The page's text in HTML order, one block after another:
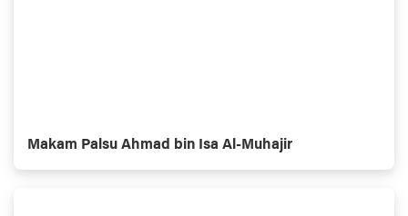
Makam Palsu Ahmad bin Isa Al-Muhajir